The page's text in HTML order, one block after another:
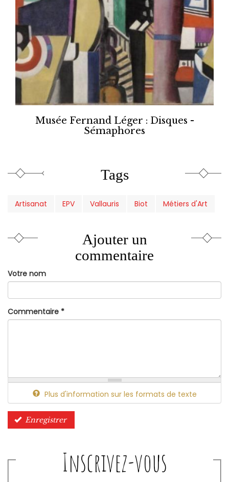
Musée Fernand Léger : Disques -
Sémaphores
Tags
Artisanat EPV Vallauris Biot Métiers d'Art
Ajouter un
commentaire
Votre nom
Commentaire *
Plus d'information sur les formats de texte
Enregistrer
Inscrivez-vous